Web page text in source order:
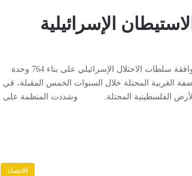
الإسرائيلية
القاهرة: رأي الأمة أدانت منظمة التعاون الإسلامي، اليوم الأربعاء، موافقة سلطات الاحتلال الإسرائيلي على بناء 764 وحدة
17 مستوطنة جديدة في الضفة الغربية المحتلة خلال السنوات الخمس المقبلة، في
الأرض الفلسطينية المحتلة. وشددت المنظمة على
اقتصاد